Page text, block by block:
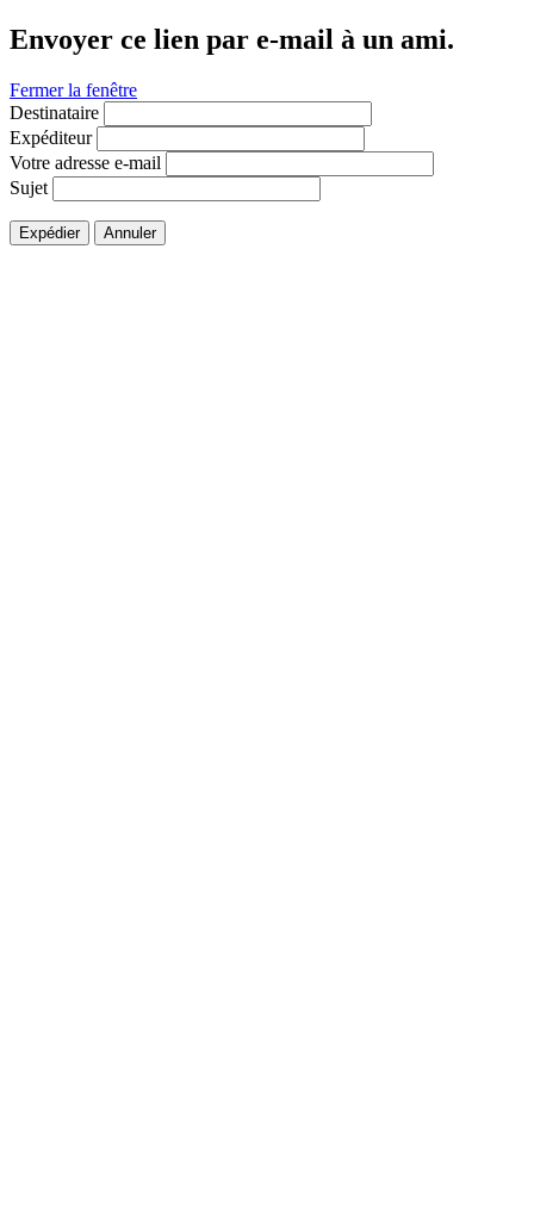
Envoyer ce lien par e-mail à un ami.
Fermer la fenêtre
Destinataire
Expéditeur
Votre adresse e-mail
Sujet
Expédier Annuler